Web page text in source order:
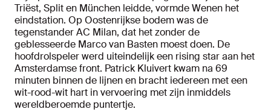
Triëst, Split en München leidde, vormde Wenen het
eindstation. Op Oostenrijkse bodem was de
tegenstander AC Milan, dat het zonder de
geblesseerde Marco van Basten moest doen. De
hoofdrolspeler werd uiteindelijk een rising star aan het
Amsterdamse front. Patrick Kluivert kwam na 69
minuten binnen de lijnen en bracht iedereen met een
wit-rood-wit hart in vervoering met zijn inmiddels
wereldberoemde puntertje.